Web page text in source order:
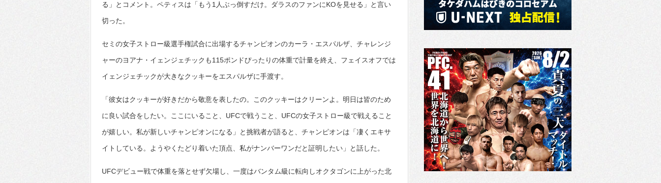
る」とコメント。ペティスは「もう1人ぶっ倒すだけ。ダラスのファンにKOを見せる」と言い
切った。
セミの女子ストロー級選手権試合に出場するチャンピオンのカーラ・エスパルザ、チャレンジ
ャーのヨアナ・イェンジェチックも115ポンドぴったりの体重で計量を終え、フェイスオフでは
イェンジェチックが大きなクッキーをエスパルザに手渡す。
「彼女はクッキーが好きだから敬意を表したの。このクッキーはクリーンよ。明日は皆のため
に良い試合をしたい。ここにいること、UFCで戦うこと、UFCの女子ストロー級で戦えること
が嬉しい。私が新しいチャンピオンになる」と挑戦者が語ると、チャンピオンは「凄くエキサ
イトしている。ようやくたどり着いた頂点、私がナンバーワンだと証明したい」と話した。
UFCデビュー戦で体重を落とせず欠場し、一度はバンタム級に転向しオクタゴンに上がった北